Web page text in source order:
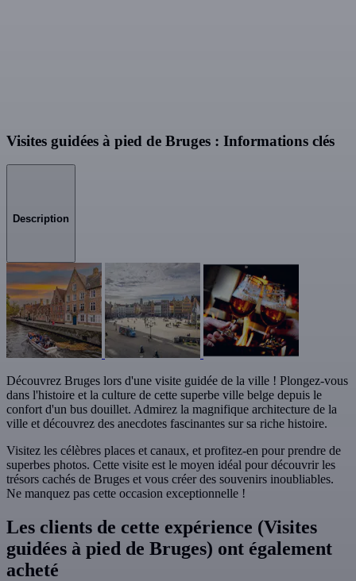
Visites guidées à pied de Bruges : Informations clés
Description
Découvrez Bruges lors d'une visite guidée de la ville ! Plongez-vous
dans l'histoire et la culture de cette superbe ville belge depuis le
confort d'un bus douillet. Admirez la magnifique architecture de la
ville et découvrez des anecdotes fascinantes sur sa riche histoire.
Visitez les célèbres places et canaux, et profitez-en pour prendre de
superbes photos. Cette visite est le moyen idéal pour découvrir les
trésors cachés de Bruges et vous créer des souvenirs inoubliables.
Ne manquez pas cette occasion exceptionnelle !
Les clients de cette expérience (Visites
guidées à pied de Bruges) ont également
acheté